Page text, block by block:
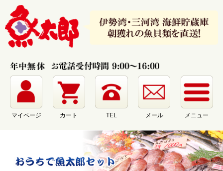
マイページ カート TEL メール メニュー